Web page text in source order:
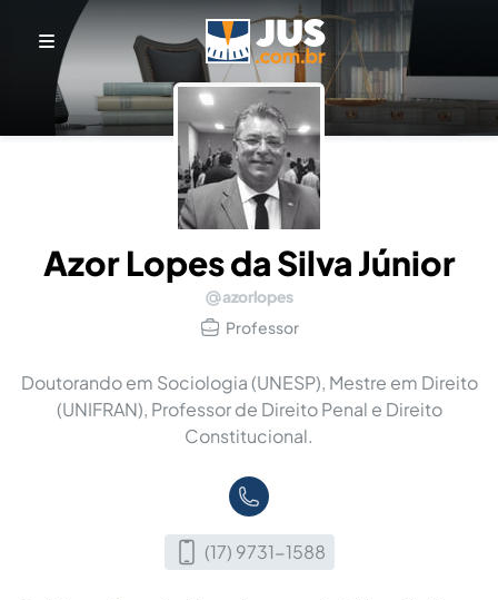
Azor Lopes da Silva Júnior
azorlopes
Professor
Doutorando em Sociologia (UNESP), Mestre em Direito
(UNIFRAN), Professor de Direito Penal e Direito
Constitucional.
(17) 9731-1588